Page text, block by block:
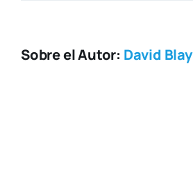
Sobre el Autor: David Blay